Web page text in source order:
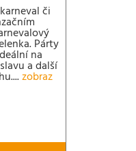
či
Párty
na
a další
zobraz